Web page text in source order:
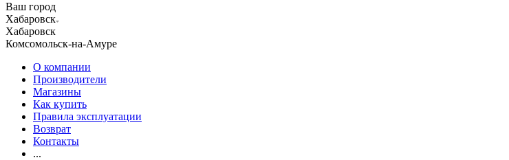
Ваш город
Хабаровск
Хабаровск
Комсомольск-на-Амуре
О компании
Производители
Магазины
Как купить
Правила эксплуатации
Возврат
Контакты
...